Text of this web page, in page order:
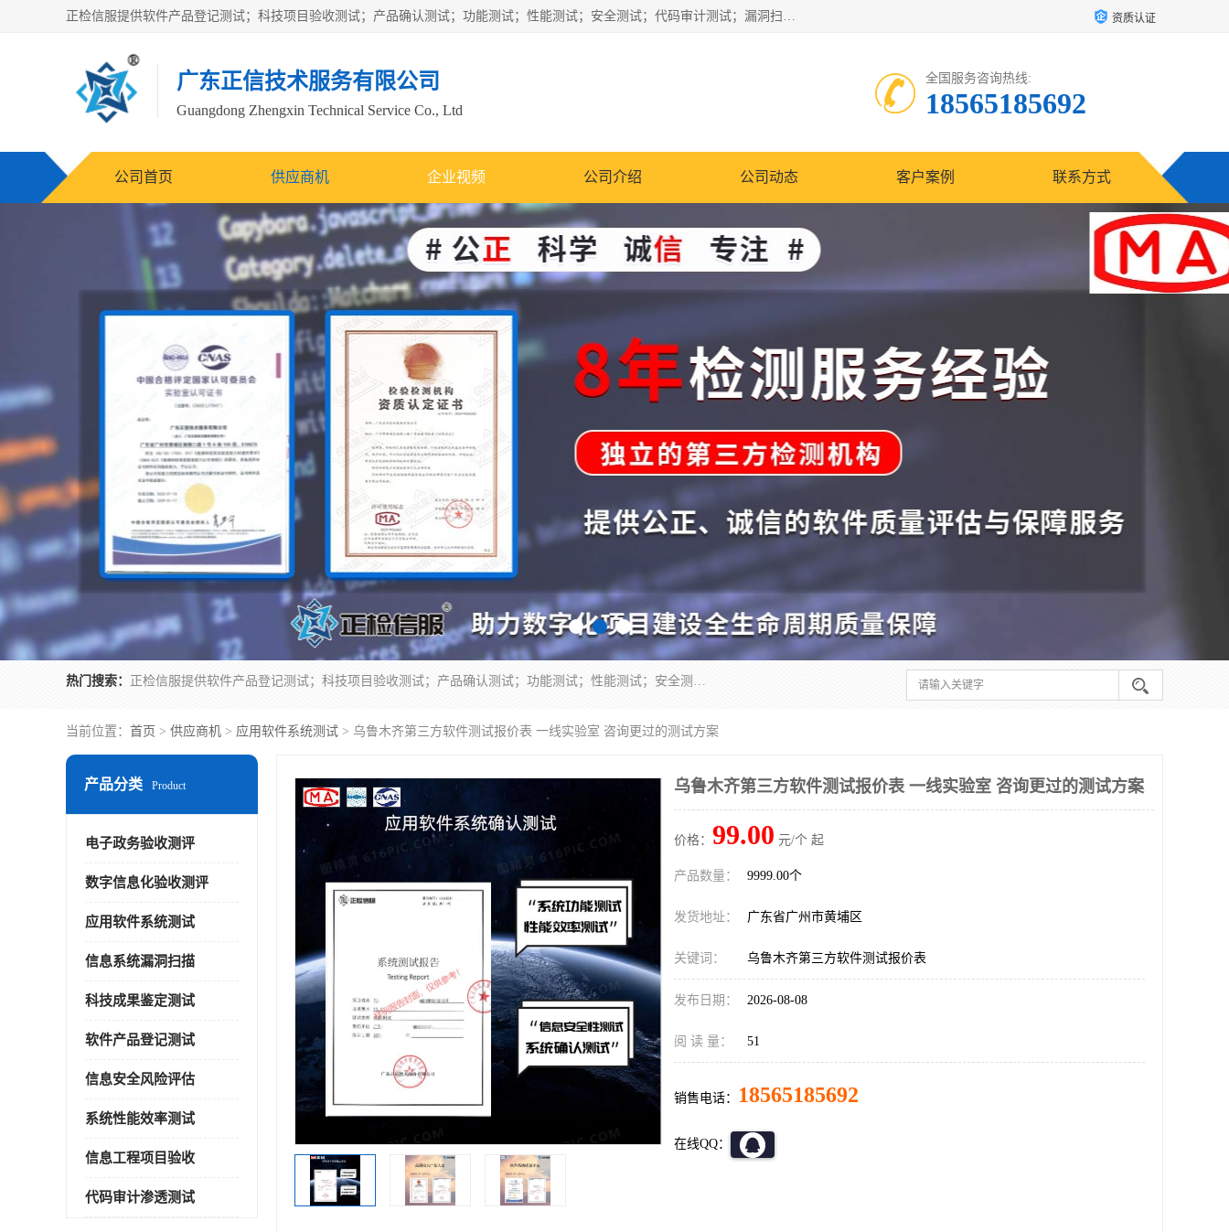
正检信服提供软件产品登记测试；科技项目验收测试；产品确认测试；功能测试；性能测试；安全测试；代码审计测试；漏洞扫描测试；渗透测试；风险评估测试；信息安全等级保护测评；双软认定；实验室建设质量体系建设；软件着作权、软件评测等服务。 资质认证
广东正信技术服务有限公司
Guangdong Zhengxin Technical Service Co., Ltd
全国服务咨询热线:
18565185692
公司首页 供应商机 企业视频 公司介绍 公司动态 客户案例 联系方式
热门搜索： 正检信服提供软件产品登记测试；科技项目验收测试；产品确认测试；功能测试；性能测试；安全测试；代码审计测试；漏洞扫描测试；渗透测试；风险评估测试；信息安全等级保护测评；双软认定；实验室建设质量体系建设；软件着作权、软件评测等服务。
当前位置： 首页 > 供应商机 > 应用软件系统测试 > 乌鲁木齐第三方软件测试报价表 一线实验室 咨询更过的测试方案
产品分类 Product
电子政务验收测评
数字信息化验收测评
应用软件系统测试
信息系统漏洞扫描
科技成果鉴定测试
软件产品登记测试
信息安全风险评估
系统性能效率测试
信息工程项目验收
代码审计渗透测试
乌鲁木齐第三方软件测试报价表 一线实验室 咨询更过的测试方案
价格： 99.00 元/个 起
产品数量： 9999.00个
发货地址： 广东省广州市黄埔区
关键词： 乌鲁木齐第三方软件测试报价表
发布日期： 2026-08-08
阅 读 量： 51
销售电话： 18565185692
在线QQ：